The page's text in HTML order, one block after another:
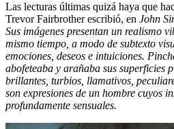
Las lecturas últimas quizá haya que
Trevor Fairbrother escribió, en John
Sus imágenes presentan un realismo
mismo tiempo, a modo de subtexto
emociones, deseos e intuiciones.
abofeteaba y arañaba sus superficies
brillantes, turbios, llamativos,
son expresiones de un hombre cuyos
profundamente sensuales.